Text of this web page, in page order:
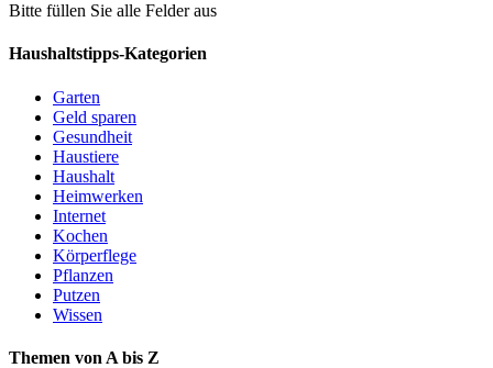
Bitte füllen Sie alle Felder aus
Haushaltstipps-Kategorien
Garten
Geld sparen
Gesundheit
Haustiere
Haushalt
Heimwerken
Internet
Kochen
Körperflege
Pflanzen
Putzen
Wissen
Themen von A bis Z